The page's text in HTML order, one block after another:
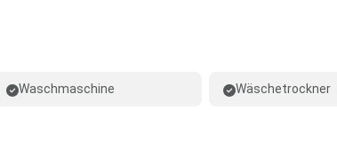
Waschmaschine Wäschetrockner